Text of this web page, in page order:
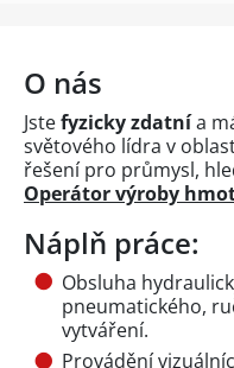
O nás
Jstefyzicky zdatnía
světového lídra v
řešení pro průmysl,
Operátor výroby
Náplň práce:
Obsluha
pneumatického,
vytváření.
Provádění